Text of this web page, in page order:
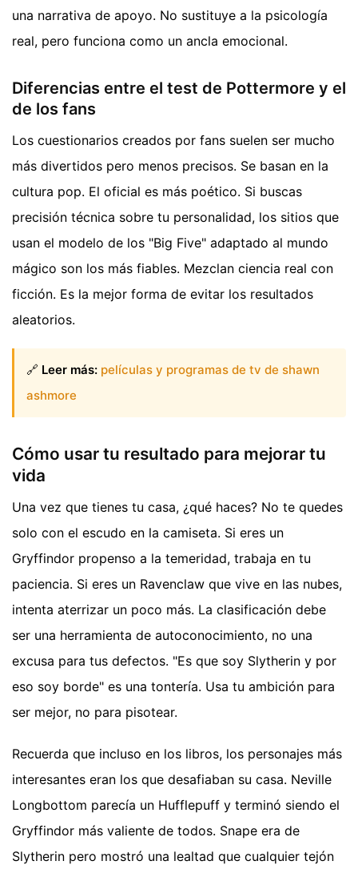
una narrativa de apoyo. No sustituye a la psicología
real, pero funciona como un ancla emocional.
Diferencias entre el test de Pottermore y el
de los fans
Los cuestionarios creados por fans suelen ser mucho
más divertidos pero menos precisos. Se basan en la
cultura pop. El oficial es más poético. Si buscas
precisión técnica sobre tu personalidad, los sitios que
usan el modelo de los "Big Five" adaptado al mundo
mágico son los más fiables. Mezclan ciencia real con
ficción. Es la mejor forma de evitar los resultados
aleatorios.
🔗 Leer más: películas y programas de tv de shawn
ashmore
Cómo usar tu resultado para mejorar tu
vida
Una vez que tienes tu casa, ¿qué haces? No te quedes
solo con el escudo en la camiseta. Si eres un
Gryffindor propenso a la temeridad, trabaja en tu
paciencia. Si eres un Ravenclaw que vive en las nubes,
intenta aterrizar un poco más. La clasificación debe
ser una herramienta de autoconocimiento, no una
excusa para tus defectos. "Es que soy Slytherin y por
eso soy borde" es una tontería. Usa tu ambición para
ser mejor, no para pisotear.
Recuerda que incluso en los libros, los personajes más
interesantes eran los que desafiaban su casa. Neville
Longbottom parecía un Hufflepuff y terminó siendo el
Gryffindor más valiente de todos. Snape era de
Slytherin pero mostró una lealtad que cualquier tejón